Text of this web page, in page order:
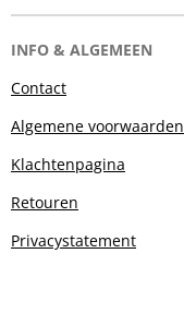
INFO & ALGEMEEN
Contact
Algemene voorwaarden
Klachtenpagina
Retouren
Privacystatement